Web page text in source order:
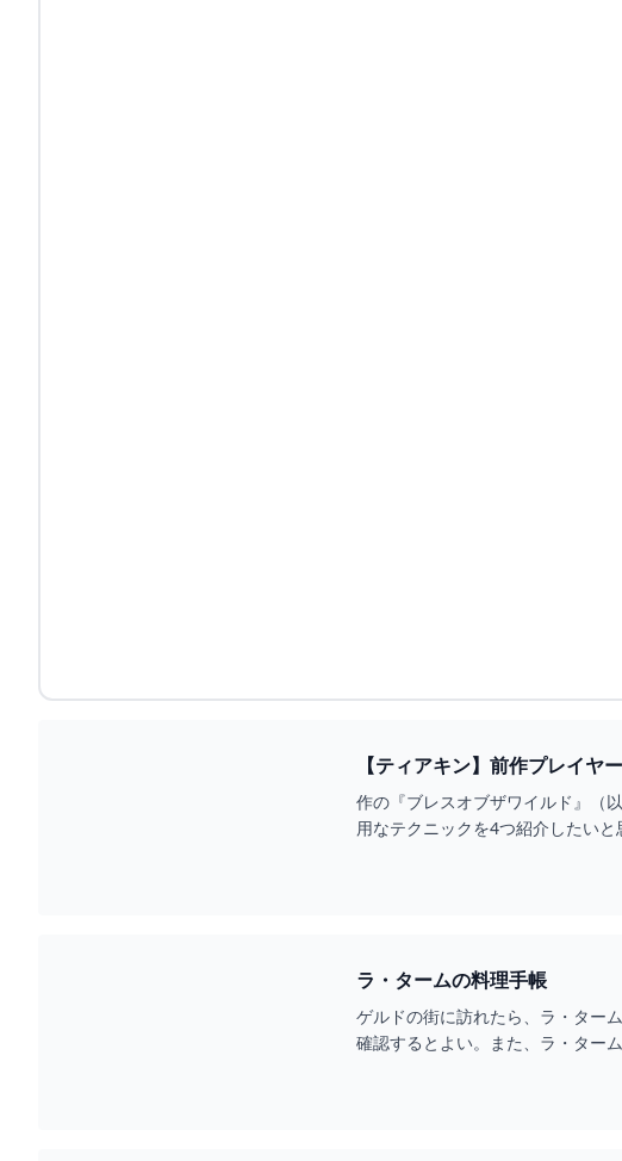
作の『ブレスオブザワイルド』（
用なテクニックを4つ紹介したいと
ラ・タームの料理手帳
ゲルドの街に訪れたら、ラ・ター
確認するとよい。また、ラ・ター